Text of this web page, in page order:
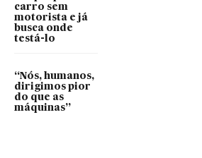
carro sem
motorista e já
busca onde
testá-lo
“Nós, humanos,
dirigimos pior
do que as
máquinas”